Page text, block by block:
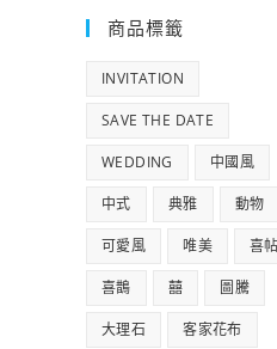
商品標籤
INVITATION
SAVE THE DATE
WEDDING 中國風
中式 典雅 動物
可愛風 唯美 喜
喜鵲 囍 圖騰
大理石 客家花布